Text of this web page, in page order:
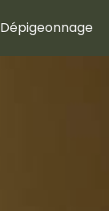
Dépigeonnage